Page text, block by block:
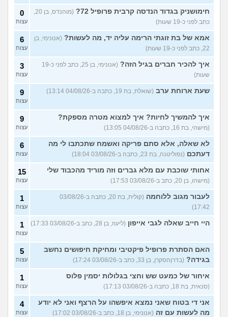
צלוליט בגיל הנעורים, מה
לעשות? (אנונימית, בת 16)
2
עצות
(מעיין, בן 14) 5
עצות
עוד שאלות חדשות במדור
חימושניק בגדוד הנדסה קרבית פרופיל 72?
(מוהנדס, בן 20,
כתב לפני כ-19 שעות)
0
עצות
אמא של בת זוגתי הרימה עליה יד, מה לעשות? (אנונימי, בן
22, כתב לפני כ-19 שעות)
6
עצות
איך להכיר חברים בגיל הזה?
(אנונימי, בן 25, כתב לפני כ-19
שעות)
3
עצות
שעת ארוחת ערב (שואלת, בת 19, כתבה ב-04/08/26 13:14) 9
עצות
איך להמשיך לחיות? איך למצוא מטרה מספקת?
(מישהי, בת 16, כתבה ב-04/08/26 13:05)
9
עצות
לא שאלה, אלא סתם פריקה ואשמח שתכתבו לי מה
דעתכם (נפוליטנה, בת 23, כתבה ב-03/08/26 18:04)
6
עצות
אחותי שוכבת עם מלא גברים וזה מוריד מהכבוד שלי
(מישהו, בן 20, כתב ב-03/08/26 17:53)
15
עצות
לעבור מגוב ללוחמה
(קולית, בת 20, כתבה ב-03/08/26
17:42)
1
עצות
היי חייב שאלה לגבי אייפון (ליעוז, בן 28, כתב ב-03/08/26 17:33) 1
עצות
האם הסתרת פרופיל פיקטיבי ומחיקת חיפושים נחשב
בגידה? (בדרןהסקרן, בן 33, כתב ב-03/08/26 17:24)
5
עצות
איחור של כמעט שש וחצי בגלולות יסמין פלוס
(סנאית, בת 18, כתבה ב-03/08/26 17:13)
1
עצות
אני די בטוח שאני נמצא איפשהו על הרצף ואני לא יודע
מה לעשות עם זה (אנונימי, בן 18, כתב ב-03/08/26 17:02)
4
עצות